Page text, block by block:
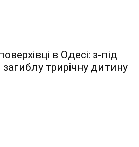
в Одесі: з-під
загиблу трирічну дитину